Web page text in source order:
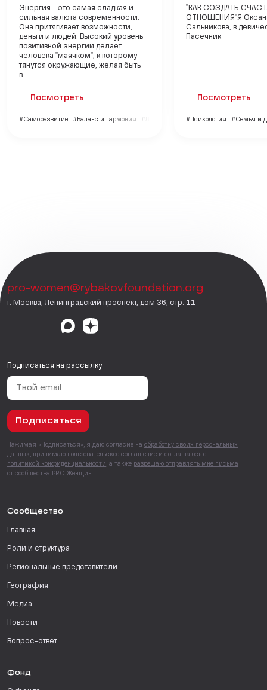
Энергия - это самая сладкая и
сильная валюта современности.
Она притягивает возможности,
деньги и людей. Высокий уровень
позитивной энергии делает
человека "маячком", к которому
тянутся окружающие, желая быть
в...
Посмотреть
#Саморазвитие #Баланс и гармония #Личный бренд
‎"КАК СОЗДАТЬ
ОТНОШЕНИЯ"‎Я
Сальникова, в
Пасечник
Посмотреть
#Психология #Семья и
pro-women@rybakovfoundation.org
г. Москва, Ленинградский проспект, дом 36, стр. 11
Подписаться на рассылку
Подписаться
Нажимая «Подписаться», я даю согласие на обработку своих персональных
данных , принимаю пользовательское соглашение и соглашаюсь с
политикой конфиденциальности , а также разрешаю отправлять мне письма
от сообщества PRO Женщин.
Сообщество
Главная
Роли и структура
Региональные представители
География
Медиа
Новости
Вопрос-ответ
Фонд